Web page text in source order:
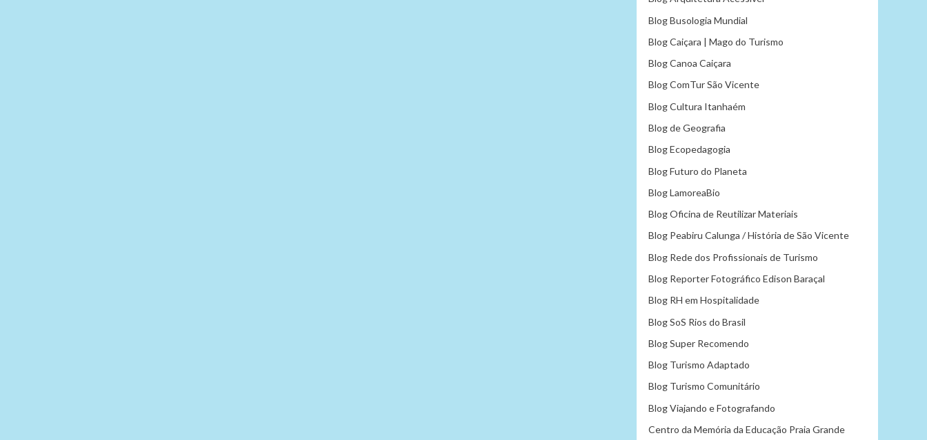
Blog Busologia Mundial
Blog Caiçara | Mago do Turismo
Blog Canoa Caiçara
Blog ComTur São Vicente
Blog Cultura Itanhaém
Blog de Geografia
Blog Ecopedagogia
Blog Futuro do Planeta
Blog LamoreaBio
Blog Oficina de Reutilizar Materiais
Blog Peabiru Calunga / História de São Vicente
Blog Rede dos Profissionais de Turismo
Blog Reporter Fotográfico Edison Baraçal
Blog RH em Hospitalidade
Blog SoS Rios do Brasil
Blog Super Recomendo
Blog Turismo Adaptado
Blog Turismo Comunitário
Blog Viajando e Fotografando
Centro da Memória da Educação Praia Grande